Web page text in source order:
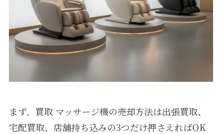
まず、買取 マッサージ機の売却方法は出張買取、
宅配買取、店舗持ち込みの3つだけ押さえればOK